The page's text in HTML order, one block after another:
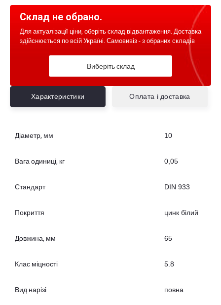
Склад не обрано.
Для актуалізації ціни, оберіть склад відвантаження. Доставка
здійснюється по всій Україні. Самовивіз - з обраних складів
Виберіть склад
Характеристики Оплата і доставка
Діаметр, мм 10
Вага одиниці, кг 0,05
Стандарт DIN 933
Покриття цинк білий
Довжина, мм 65
Клас міцності 5.8
Вид нарізі повна